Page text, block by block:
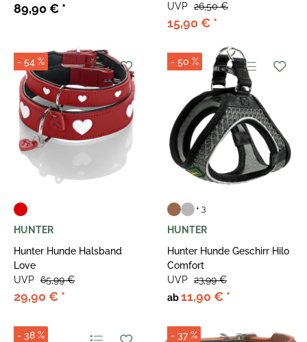
Ockergelb
89,90 € *
15,90 € *
UVP 26,50 €
- 54 %
HUNTER
Hunter Hunde Halsband
Love
29,90 € *
UVP 65,99 €
- 50 %
+ 3
HUNTER
Hunter Hunde Geschirr Hilo
Comfort
ab11,90 € *
UVP 23,99 €
- 38 % - 37 %